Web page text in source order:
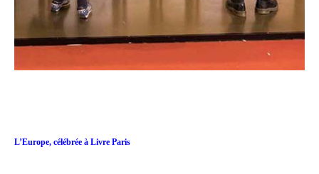
L’Europe, célébrée à Livre Paris